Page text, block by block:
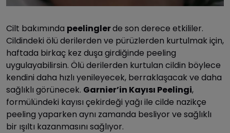
Cilt bakımında peelinglerde son derece etkililer.
Cildindeki ölü derilerden ve pürüzlerden kurtulmak için,
haftada birkaç kez duşa girdiğinde peeling
uygulayabilirsin. Ölü derilerden kurtulan cildin böylece
kendini daha hızlı yenileyecek, berraklaşacak ve daha
sağlıklı görünecek. Garnier’in Kayısı Peelingi,
formülündeki kayısı çekirdeği yağı ile cilde nazikçe
peeling yaparken aynı zamanda besliyor ve sağlıklı
bir ışıltı kazanmasını sağlıyor.